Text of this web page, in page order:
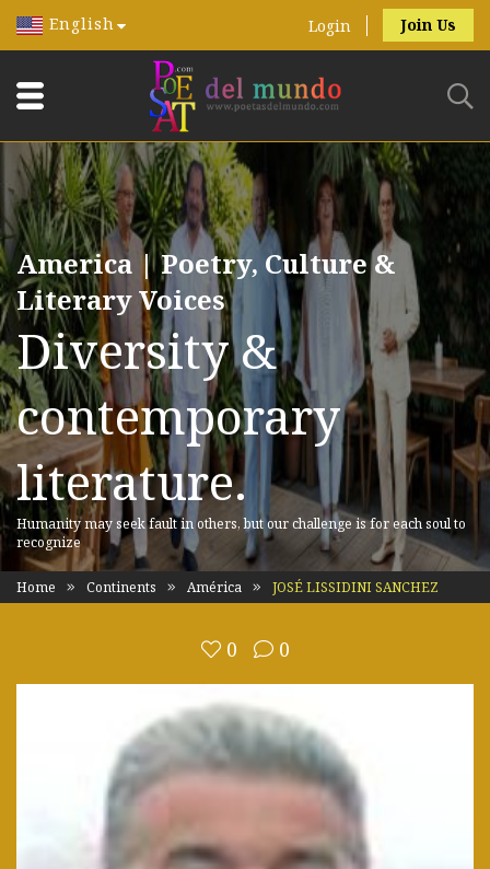
English Login Join Us
America | Poetry, Culture &
Literary Voices
Diversity &
contemporary
literature.
Humanity may seek fault in others, but our challenge is for each soul to
recognize
Home Continents América JOSÉ LISSIDINI SANCHEZ
0 0